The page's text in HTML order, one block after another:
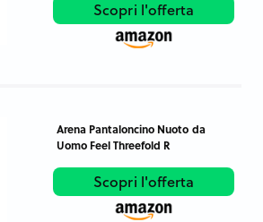
Scopri l'offerta
Arena Pantaloncino Nuoto da
Uomo Feel Threefold R
Scopri l'offerta